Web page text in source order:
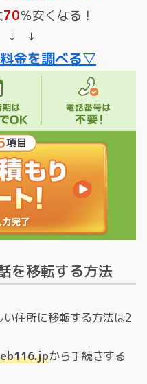
70％安くなる！
↓ ↓
料金を調べる▽
を移転する方法
住所に移転する方法は2
から手続きする